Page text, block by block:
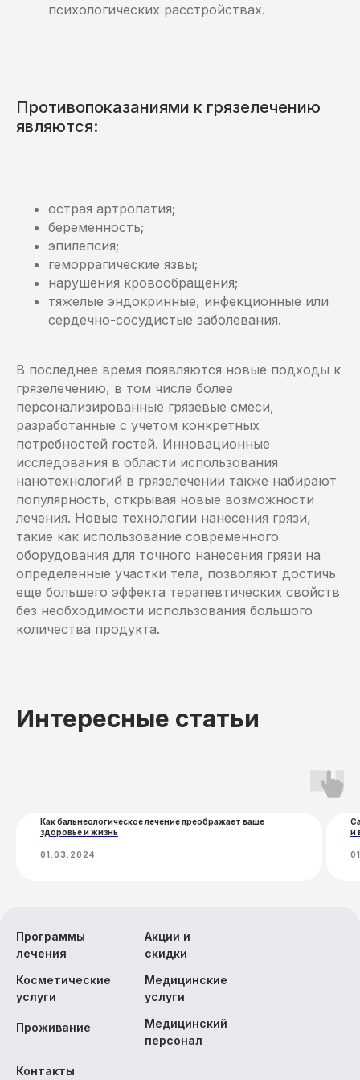
психологических расстройствах.
Противопоказаниями к грязелечению
являются:
острая артропатия;
беременность;
эпилепсия;
геморрагические язвы;
нарушения кровообращения;
тяжелые эндокринные, инфекционные или
сердечно-сосудистые заболевания.
В последнее время появляются новые подходы к
грязелечению, в том числе более
персонализированные грязевые смеси,
разработанные с учетом конкретных
потребностей гостей. Инновационные
исследования в области использования
нанотехнологий в грязелечении также набирают
популярность, открывая новые возможности
лечения. Новые технологии нанесения грязи,
такие как использование современного
оборудования для точного нанесения грязи на
определенные участки тела, позволяют достичь
еще большего эффекта терапевтических свойств
без необходимости использования большого
количества продукта.
Интересные статьи
Как бальнеологическое лечение преображает ваше
здоровье и жизнь
01.03.2024
и
Санаторий
Акции и скидки
Афиша
Отзывы
Документация
Контакты
Трансфер
Программы
лечения
Акции и
скидки
Косметические
услуги
Медицинские
услуги
Проживание
Медицинский
персонал
Контакты
3D-тур
Реквизиты